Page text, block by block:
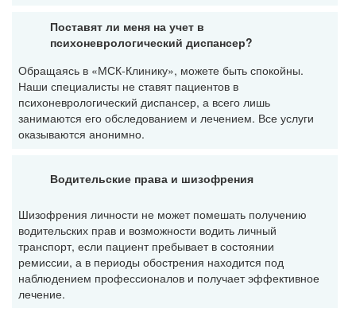
Поставят ли меня на учет в
психоневрологический диспансер?
Обращаясь в «МСК-Клинику», можете быть спокойны.
Наши специалисты не ставят пациентов в
психоневрологический диспансер, а всего лишь
занимаются его обследованием и лечением. Все услуги
оказываются анонимно.
Водительские права и шизофрения
Шизофрения личности не может помешать получению
водительских прав и возможности водить личный
транспорт, если пациент пребывает в состоянии
ремиссии, а в периоды обострения находится под
наблюдением профессионалов и получает эффективное
лечение.